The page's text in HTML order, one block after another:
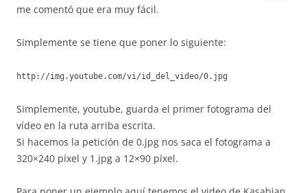
me comentó que era muy fácil.
Simplemente se tiene que poner lo siguiente:
http://img.youtube.com/vi/id_del_video/0.jpg
Simplemente, youtube, guarda el primer fotograma del
vídeo en la ruta arriba escrita.
Si hacemos la petición de 0.jpg nos saca el fotograma a
320×240 píxel y 1.jpg a 12×90 píxel.